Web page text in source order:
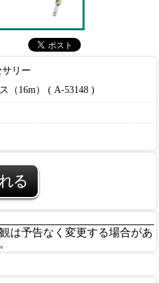
リー
（16m） ( A-53148 )
は予告なく変更する場合があ